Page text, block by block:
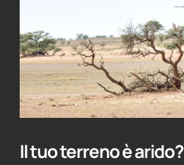
Il tuo terreno è arido?